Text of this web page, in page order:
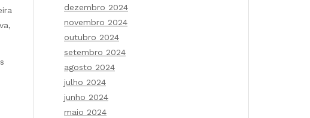
dezembro 2024
novembro 2024
outubro 2024
setembro 2024
agosto 2024
julho 2024
junho 2024
maio 2024